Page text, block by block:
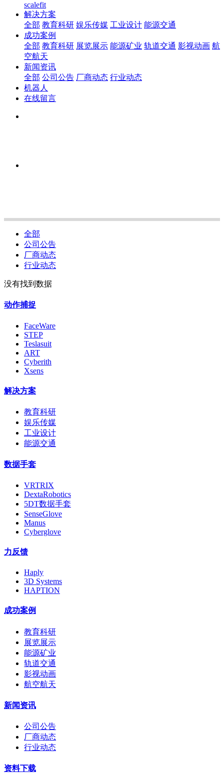
scalefit
解决方案
全部 教育科研 娱乐传媒 工业设计 能源交通
成功案例
全部 教育科研 展览展示 能源矿业 轨道交通 影视动画 航
空航天
新闻资讯
全部 公司公告 厂商动态 行业动态
机器人
在线留言
全部
公司公告
厂商动态
行业动态
没有找到数据
动作捕捉
FaceWare
STEP
Teslasuit
ART
Cyberith
Xsens
解决方案
教育科研
娱乐传媒
工业设计
能源交通
数据手套
VRTRIX
DextaRobotics
5DT数据手套
SenseGlove
Manus
Cyberglove
力反馈
Haply
3D Systems
HAPTION
成功案例
教育科研
展览展示
能源矿业
轨道交通
影视动画
航空航天
新闻资讯
公司公告
厂商动态
行业动态
资料下载